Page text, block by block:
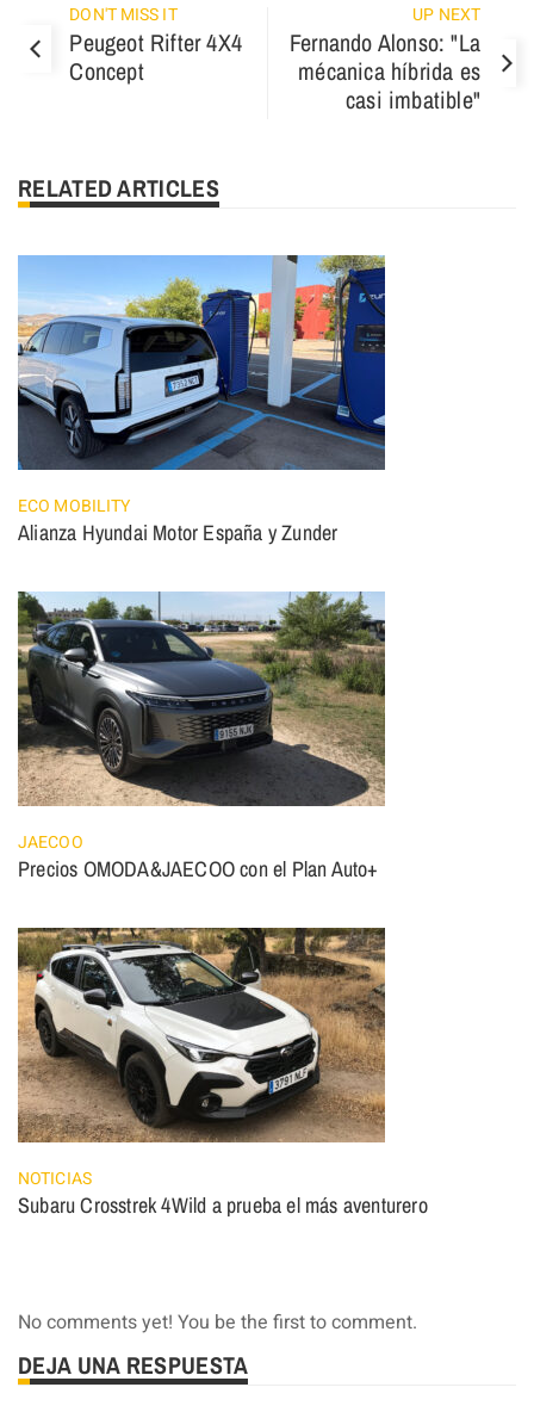
DON'T MISS IT
Peugeot Rifter 4X4
Concept
UP NEXT
Fernando Alonso: "La
mécanica híbrida es
casi imbatible"
RELATED ARTICLES
ECO MOBILITY
Alianza Hyundai Motor España y Zunder
JAECOO
Precios OMODA&JAECOO con el Plan Auto+
NOTICIAS
Subaru Crosstrek 4Wild a prueba el más aventurero
No comments yet! You be the first to comment.
DEJA UNA RESPUESTA